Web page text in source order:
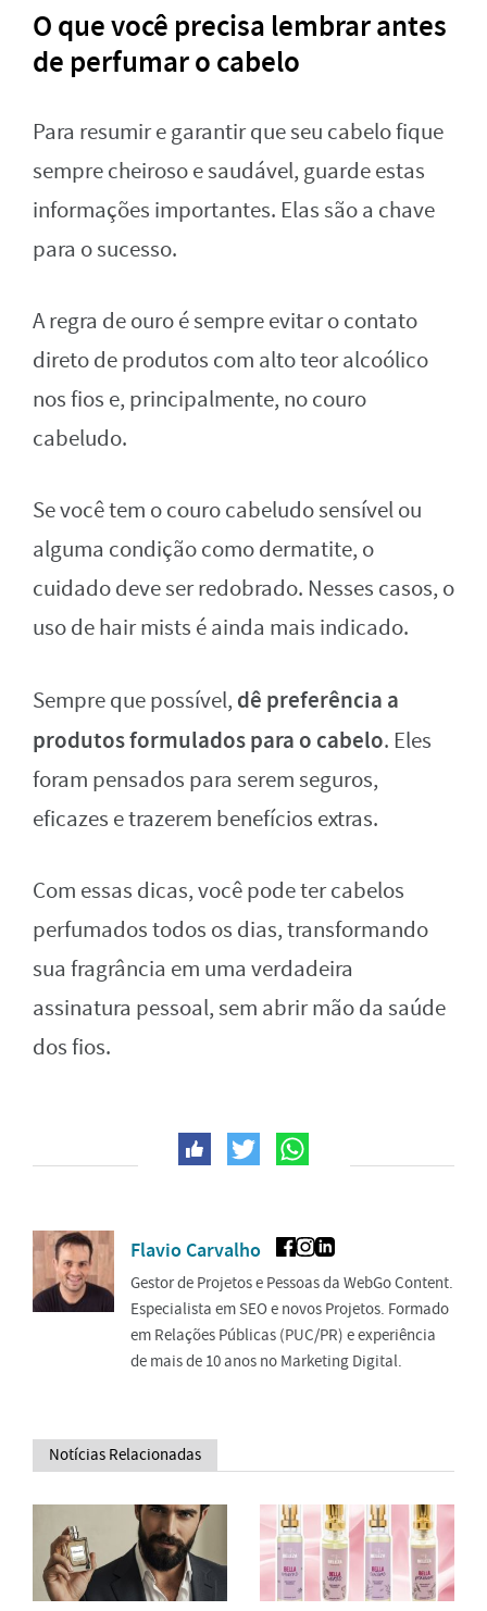
O que você precisa lembrar antes
de perfumar o cabelo
Para resumir e garantir que seu cabelo fique
sempre cheiroso e saudável, guarde estas
informações importantes. Elas são a chave
para o sucesso.
A regra de ouro é sempre evitar o contato
direto de produtos com alto teor alcoólico
nos fios e, principalmente, no couro
cabeludo.
Se você tem o couro cabeludo sensível ou
alguma condição como dermatite, o
cuidado deve ser redobrado. Nesses casos, o
uso de hair mists é ainda mais indicado.
Sempre que possível, dê preferência a
produtos formulados para o cabelo. Eles
foram pensados para serem seguros,
eficazes e trazerem benefícios extras.
Com essas dicas, você pode ter cabelos
perfumados todos os dias, transformando
sua fragrância em uma verdadeira
assinatura pessoal, sem abrir mão da saúde
dos fios.
Flavio Carvalho
Gestor de Projetos e Pessoas da WebGo Content.
Especialista em SEO e novos Projetos. Formado
em Relações Públicas (PUC/PR) e experiência
de mais de 10 anos no Marketing Digital.
Notícias Relacionadas